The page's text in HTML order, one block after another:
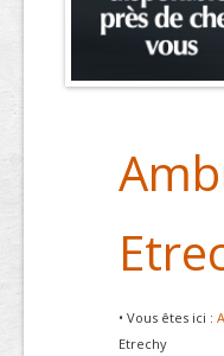
• Vous êtes ici :
Etrechy